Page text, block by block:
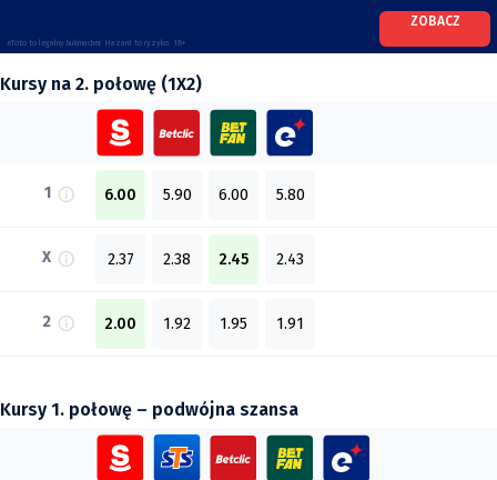
eToto to legalny bukmacher. Hazard to ryzyko. 18+
ZOBACZ
Kursy na 2. połowę (1X2)
1 6.00 5.90 6.00 5.80
X 2.37 2.38 2.45 2.43
2 2.00 1.92 1.95 1.91
Kursy 1. połowę – podwójna szansa